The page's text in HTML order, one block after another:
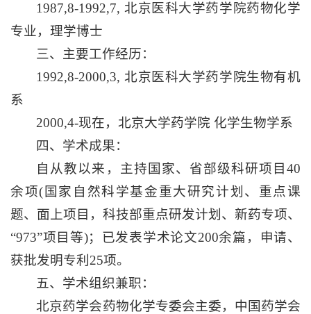
1987,8-1992,7, 北京医科大学药学院药物化学
专业，理学博士
三、主要工作经历：
1992,8-2000,3, 北京医科大学药学院生物有机
系
2000,4-现在，北京大学药学院 化学生物学系
四、学术成果：
自从教以来，主持国家、省部级科研项目40
余项(国家自然科学基金重大研究计划、重点课
题、面上项目，科技部重点研发计划、新药专项、
“973”项目等)；已发表学术论文200余篇，申请、
获批发明专利25项。
五、学术组织兼职：
北京药学会药物化学专委会主委，中国药学会